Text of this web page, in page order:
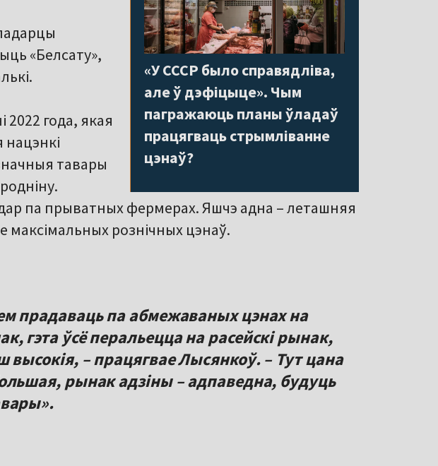
«У СССР было справядліва,
але ў дэфіцыце». Чым
пагражаюць планы ўладаў
працягваць стрымліванне
цэнаў?
«Белсату»,
2022 года, якая
тавары
па прыватных фермерах. Яшчэ адна – леташняя
максімальных рознічных цэнаў.
прадаваць па абмежаваных цэнах на
гэта ўсё перальецца на расейскі рынак,
высокія, – працягвае Лысянкоў. – Тут цана
рынак адзіны – адпаведна, будуць